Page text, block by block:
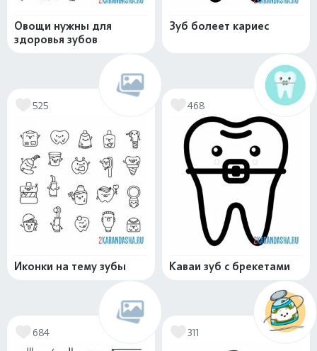
Овощи нужны для
здоровья зубов
Зуб болеет кариес
525
Иконки на тему зубы
468
Каваи зуб с брекетами
684 311